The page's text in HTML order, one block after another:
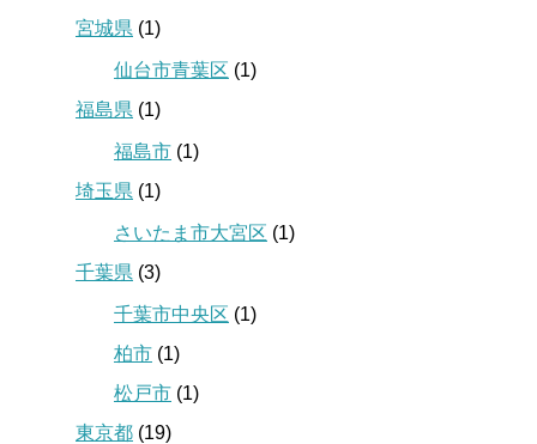
宮城県 (1)
仙台市青葉区 (1)
福島県 (1)
福島市 (1)
埼玉県 (1)
さいたま市大宮区 (1)
千葉県 (3)
千葉市中央区 (1)
柏市 (1)
松戸市 (1)
東京都 (19)